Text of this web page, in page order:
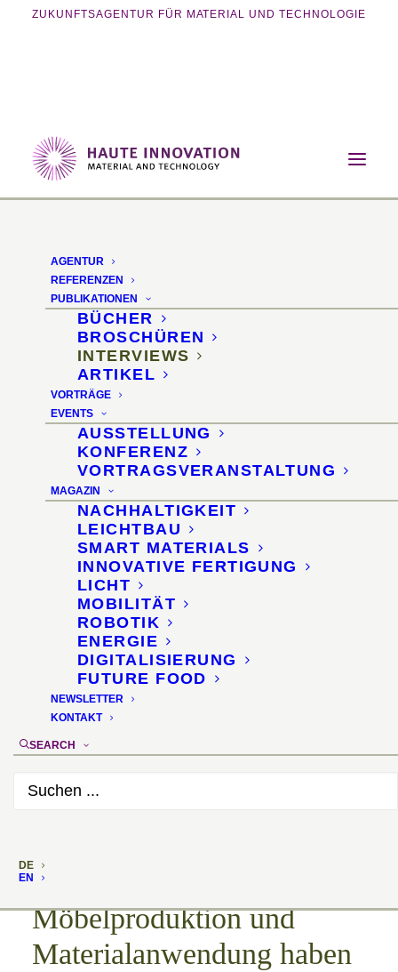
ZUKUNFTSAGENTUR FÜR MATERIAL UND TECHNOLOGIE
AGENTUR
REFERENZEN
PUBLIKATIONEN
BÜCHER
BROSCHÜREN
INTERVIEWS
ARTIKEL
VORTRÄGE
EVENTS
AUSSTELLUNG
KONFERENZ
VORTRAGSVERANSTALTUNG
MAGAZIN
NACHHALTIGKEIT
LEICHTBAU
SMART MATERIALS
INNOVATIVE FERTIGUNG
LICHT
MOBILITÄT
ROBOTIK
ENERGIE
DIGITALISIERUNG
FUTURE FOOD
NEWSLETTER
KONTAKT
SEARCH
DE
EN
Home Publikationen
Smart Revolution
Smart Revolution
Elly Li spricht mit Prof.
Dr. Sascha Peters
3. März 2026
Trends in der
Möbelproduktion und
Materialanwendung haben